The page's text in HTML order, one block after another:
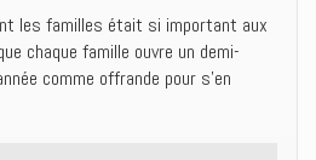
les familles était si important aux
chaque famille ouvre un demi-
comme offrande pour s’en